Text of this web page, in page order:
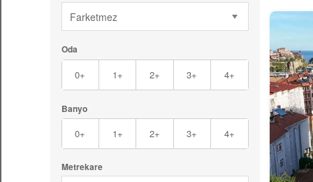
Farketmez
Oda
0+ 1+ 2+ 3+ 4+
Banyo
0+ 1+ 2+ 3+ 4+
Metrekare